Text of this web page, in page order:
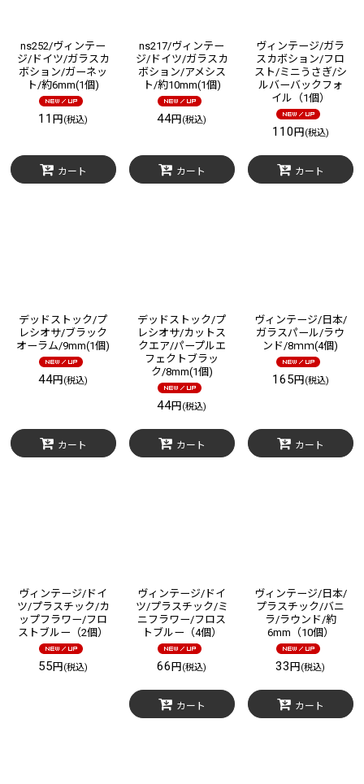
ns252/ヴィンテー
ジ/ドイツ/ガラスカ
ボション/ガーネッ
ト/約6mm(1個)
11円 (税込)
カート
ns217/ヴィンテー
ジ/ドイツ/ガラスカ
ボション/アメシス
ト/約10mm(1個)
44円 (税込)
カート
ヴィンテージ/ガラ
スカボション/フロ
スト/ミニうさぎ/シ
ルバーバックフォ
イル（1個）
110 円 (税込)
カート
デッドストック/プ
レシオサ/ブラック
オーラム/9mm(1個)
44円 (税込)
カート
デッドストック/プ
レシオサ/カットス
クエア/パープルエ
フェクトブラッ
ク/8mm(1個)
44円 (税込)
カート
ヴィンテージ/日本/
ガラスパール/ラウ
ンド/8ｍｍ(4個)
165 円 (税込)
カート
ヴィンテージ/ドイ
ツ/プラスチック/カ
ップフラワー/フロ
ストブルー（2個）
55円 (税込)
ヴィンテージ/ドイ
ツ/プラスチック/ミ
ニフラワー/フロス
トブルー（4個）
66円 (税込)
カート
ヴィンテージ/日本/
プラスチック/バニ
ラ/ラウンド/約
6mm（10個）
33円 (税込)
カート